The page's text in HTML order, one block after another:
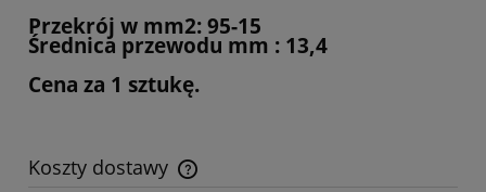
Przekrój w mm2: 95-15
Średnica przewodu mm : 13,4
Cena za 1 sztukę.
Koszty dostawy
Cena nie zawiera ewentualnych kosztów płatności